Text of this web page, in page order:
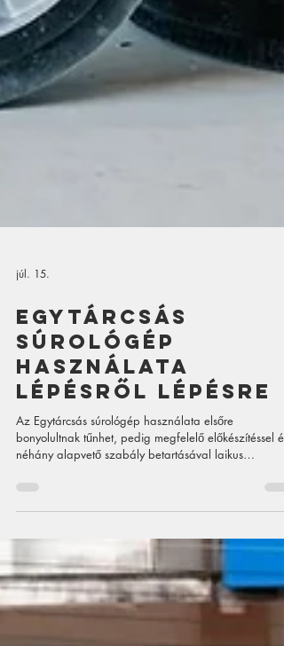
júl. 15.
Egytárcsás
súrológép
használata
lépésről lépésre
bonyolultnak tűnhet, pedig megfelelő előkészítéssel és
géptípus azért népszerű, mert erős mechanikai
tisztítóhatást biztosít, miközben viszonylag sokféle
burkolaton alkalmazható. Használható járólapon,
betonon, műgyanta padlón, ipari felületeken,
folyosókon, üzlethelyiségekben, garázsokban,